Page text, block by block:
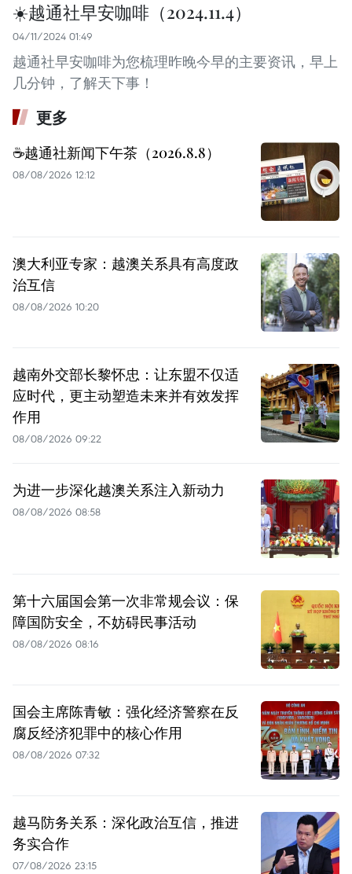
☀️越通社早安咖啡（2024.11.4）
04/11/2024 01:49
越通社早安咖啡为您梳理昨晚今早的主要资讯，早上
几分钟，了解天下事！
更多
☕️越通社新闻下午茶（2026.8.8）
08/08/2026 12:12
澳大利亚专家：越澳关系具有高度政
治互信
08/08/2026 10:20
越南外交部长黎怀忠：让东盟不仅适
应时代，更主动塑造未来并有效发挥
作用
08/08/2026 09:22
为进一步深化越澳关系注入新动力
08/08/2026 08:58
第十六届国会第一次非常规会议：保
障国防安全，不妨碍民事活动
08/08/2026 08:16
国会主席陈青敏：强化经济警察在反
腐反经济犯罪中的核心作用
08/08/2026 07:32
越马防务关系：深化政治互信，推进
务实合作
07/08/2026 23:15